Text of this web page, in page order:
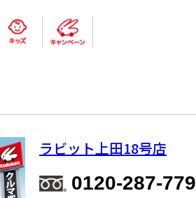
ラビット上田18号店
0120-287-779